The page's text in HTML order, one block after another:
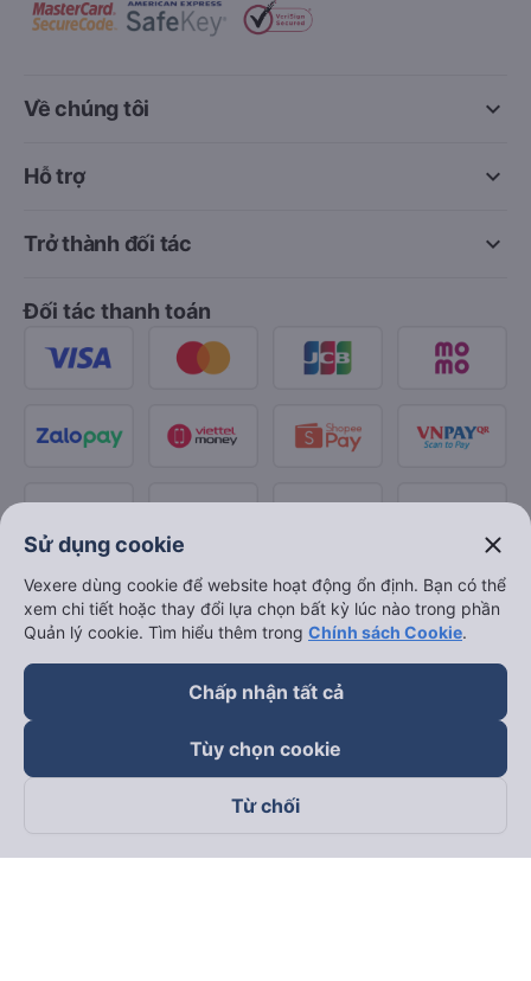
keyboard_arrow_down
Về chúng tôi
keyboard_arrow_down
Hỗ trợ
keyboard_arrow_down
Trở thành đối tác
Đối tác thanh toán
Theo dõi chúng tôi trên
Sử dụng cookie close
Vexere dùng cookie để website hoạt động ổn định. Bạn có thể
xem chi tiết hoặc thay đổi lựa chọn bất kỳ lúc nào trong phần
Quản lý cookie. Tìm hiểu thêm trong Chính sách Cookie.
Chấp nhận tất cả
Tùy chọn cookie
Từ chối